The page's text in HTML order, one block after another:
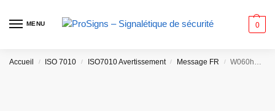
MENU 0
Accueil / ISO 7010 / ISO7010 Avertissement / Message FR / W060hm – Danger Marées montantes